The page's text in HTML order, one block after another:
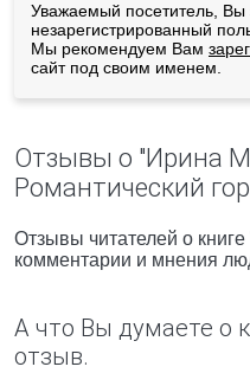
Уважаемый посетитель, Вы
незарегистрированный
Мы рекомендуем Вам
сайт под своим именем.
Отзывы о "Ирина
Романтический
Отзывы читателей о
комментарии и мнения
А что Вы думаете о
отзыв.